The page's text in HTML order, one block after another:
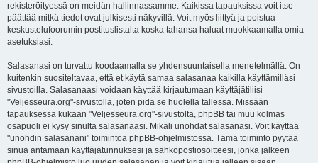
rekisteröityessä on meidän hallinnassamme. Kaikissa tapauksissa voit itse
päättää mitkä tiedot ovat julkisesti näkyvillä. Voit myös liittyä ja poistua
keskustelufoorumin postituslistalta koska tahansa haluat muokkaamalla omia
asetuksiasi.
Salasanasi on turvattu koodaamalla se yhdensuuntaisella menetelmällä. On
kuitenkin suositeltavaa, että et käytä samaa salasanaa kaikilla käyttämilläsi
sivustoilla. Salasanaasi voidaan käyttää kirjautumaan käyttäjätiliisi
"Veljesseura.org"-sivustolla, joten pidä se huolella tallessa. Missään
tapauksessa kukaan "Veljesseura.org"-sivustolta, phpBB tai muu kolmas
osapuoli ei kysy sinulta salasanaasi. Mikäli unohdat salasanasi. Voit käyttää
"unohdin salasanani" toimintoa phpBB-ohjelmistossa. Tämä toiminto pyytää
sinua antamaan käyttäjätunnuksesi ja sähköpostiosoitteesi, jonka jälkeen